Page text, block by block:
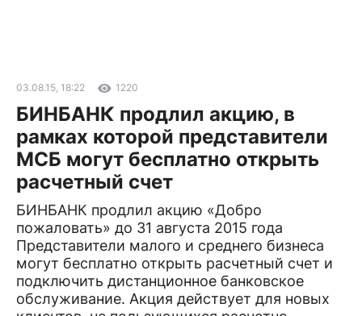
03.08.15, 18:22 1220
БИНБАНК продлил акцию, в
рамках которой представители
МСБ могут бесплатно открыть
расчетный счет
БИНБАНК продлил акцию «Добро
пожаловать» до 31 августа 2015 года
Представители малого и среднего бизнеса
могут бесплатно открыть расчетный счет и
подключить дистанционное банковское
обслуживание. Акция действует для новых